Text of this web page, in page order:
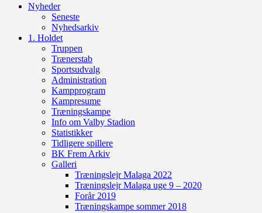
Nyheder
Seneste
Nyhedsarkiv
1. Holdet
Truppen
Trænerstab
Sportsudvalg
Administration
Kampprogram
Kampresume
Træningskampe
Info om Valby Stadion
Statistikker
Tidligere spillere
BK Frem Arkiv
Galleri
Træningslejr Malaga 2022
Træningslejr Malaga uge 9 – 2020
Forår 2019
Træningskampe sommer 2018